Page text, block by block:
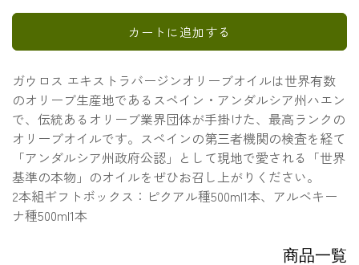
カートに追加する
ガウロス エキストラバージンオリーブオイルは世界有数
のオリーブ生産地であるスペイン・アンダルシア州ハエン
で、伝統あるオリーブ業界団体が手掛けた、最高ランクの
オリーブオイルです。スペインの第三者機関の検査を経て
「アンダルシア州政府公認」として現地で愛される「世界
基準の本物」のオイルをぜひお召し上がりください。
2本組ギフトボックス：ピクアル種500ml1本、アルベキー
ナ種500ml1本
商品一覧